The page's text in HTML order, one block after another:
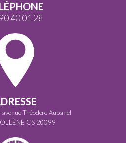
40 01 28
Théodore Aubanel
CS 20099